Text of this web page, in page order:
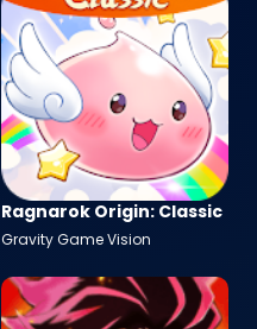
Ragnarok Origin: Classic
Gravity Game Vision